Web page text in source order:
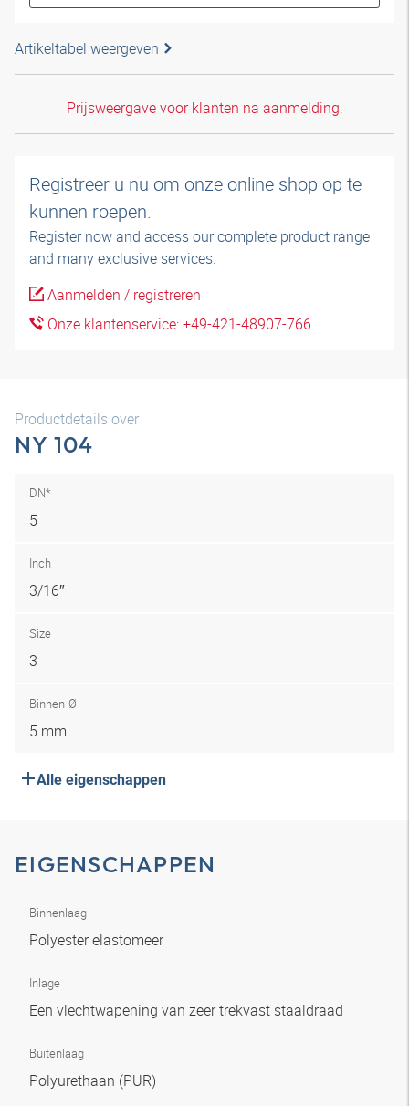
Artikeltabel weergeven
Prijsweergave voor klanten na aanmelding.
Registreer u nu om onze online shop op te
kunnen roepen.
Register now and access our complete product range
and many exclusive services.
Aanmelden / registreren
Onze klantenservice: +49-421-48907-766
Productdetails over
NY 104
DN*
5
Inch
3/16″
Size
3
Binnen-Ø
5 mm
Alle eigenschappen
EIGENSCHAPPEN
Binnenlaag
Polyester elastomeer
Inlage
Een vlechtwapening van zeer trekvast staaldraad
Buitenlaag
Polyurethaan (PUR)